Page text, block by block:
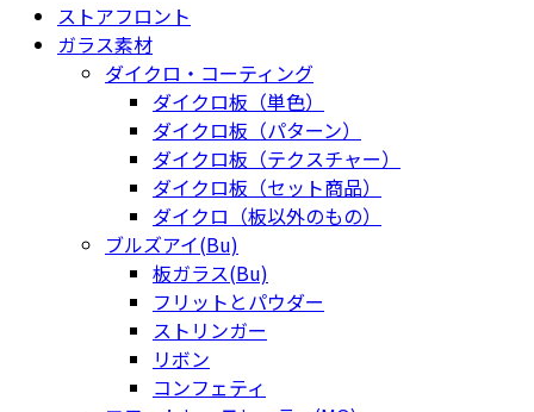
ストアフロント
ガラス素材
ダイクロ・コーティング
ダイクロ板（単色）
ダイクロ板（パターン）
ダイクロ板（テクスチャー）
ダイクロ板（セット商品）
ダイクロ（板以外のもの）
ブルズアイ(Bu)
板ガラス(Bu)
フリットとパウダー
ストリンガー
リボン
コンフェティ